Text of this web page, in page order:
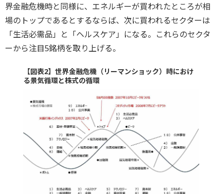
界金融危機時と同様に、エネルギーが買われたところが相
場のトップであるとするならば、次に買われるセクターは
「生活必需品」と「ヘルスケア」になる。これらのセクタ
ーから注目5銘柄を取り上げる。
【図表2】世界金融危機（リーマンショック）時におけ
る景気循環と株式の循環